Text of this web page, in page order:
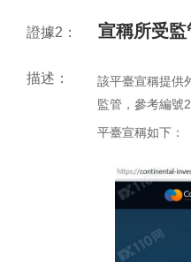
證據2： 宣稱所受監
描述：
該平臺宣稱提供
監管，參考編號
平臺宣稱如下：